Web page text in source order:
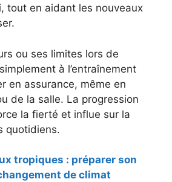
tout en aidant les nouveaux
ou ses limites lors de
à l’entraînement
en assurance, même en
de la salle. La progression
la fierté et influe sur la
quotidiens.
tropiques : préparer son
de climat